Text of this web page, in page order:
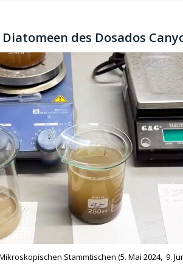
des Dosados
Stammtischen (5. Mai 2024, 9.